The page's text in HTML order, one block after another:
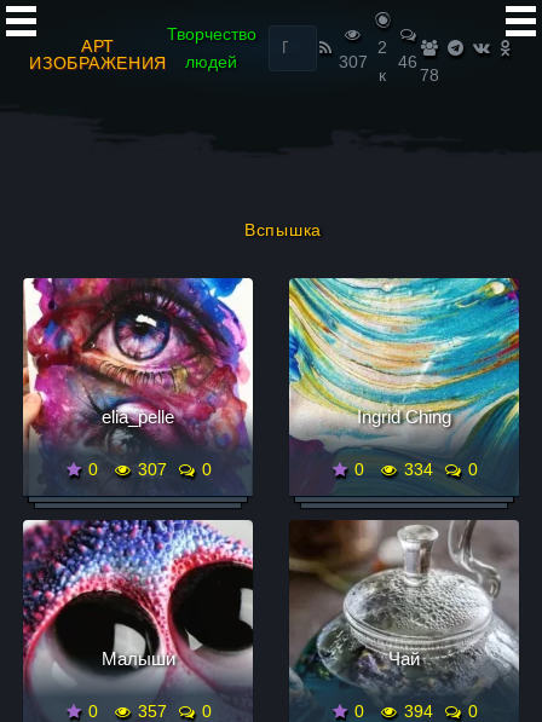
АРТ
ИЗОБРАЖЕНИЯ
Творчество
людей
Найти:
307
2
к
46
78
Вспышка
elia_pelle
0 307 0
Ingrid Ching
0 334 0
Малыши
0 357 0
Чай
0 394 0